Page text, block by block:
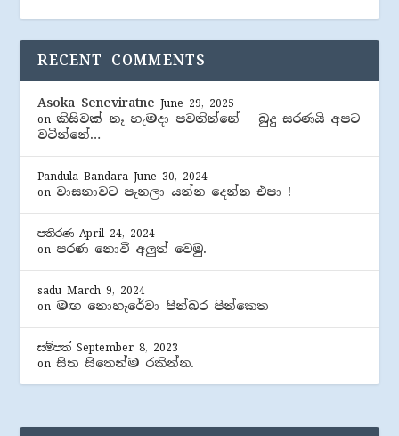
RECENT COMMENTS
Asoka Seneviratne June 29, 2025
on කිසිවක් නෑ හැමදා පවතින්නේ – බුදු සරණයි අපට
වටින්නේ…
Pandula Bandara June 30, 2024
on වාසනාවට පැනලා යන්න දෙන්න එපා !
පතිරණ April 24, 2024
on පරණ නොවී අලුත් වෙමු.
sadu March 9, 2024
on මඟ නොහැරේවා පින්බර පින්කෙත
සම්පත් September 8, 2023
onසිත සිතෙන්ම රකින්න.